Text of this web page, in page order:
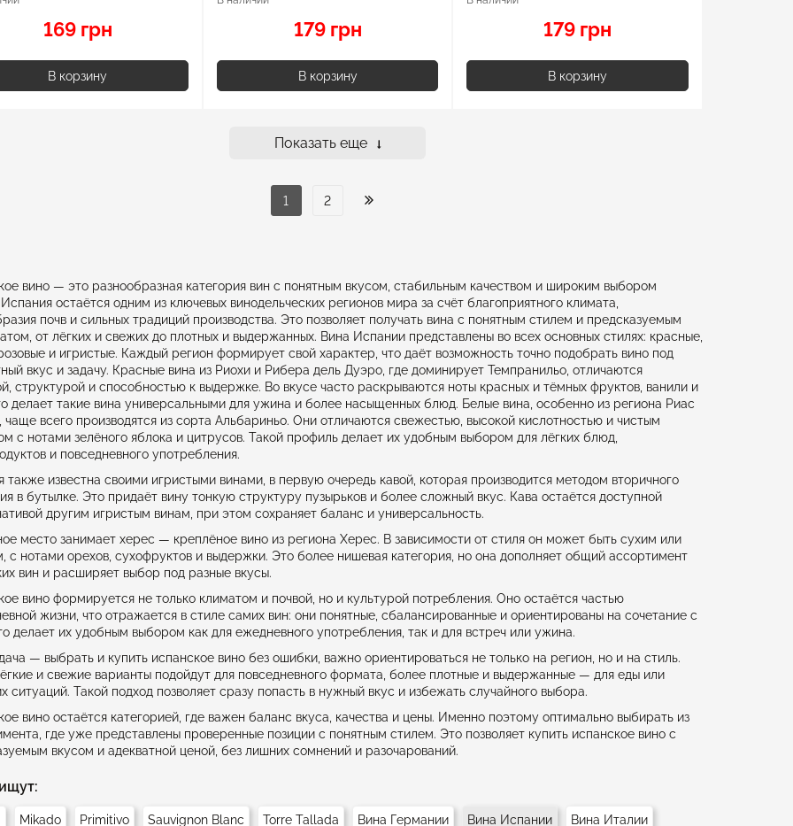
169 грн
В корзину
179 грн
В корзину
179 грн
В корзину
Показать еще
1 2
вино — это разнообразная категория вин с понятным вкусом, стабильным качеством и широким выбором
остаётся одним из ключевых винодельческих регионов мира за счёт благоприятного климата,
почв и сильных традиций производства. Это позволяет получать вина с понятным стилем и предсказуемым
от лёгких и свежих до плотных и выдержанных. Вина Испании представлены во всех основных стилях: красные,
и игристые. Каждый регион формирует свой характер, что даёт возможность точно подобрать вино под
вкус и задачу. Красные вина из Риохи и Рибера дель Дуэро, где доминирует Темпранильо, отличаются
структурой и способностью к выдержке. Во вкусе часто раскрываются ноты красных и тёмных фруктов, ванили и
делает такие вина универсальными для ужина и более насыщенных блюд. Белые вина, особенно из региона Риас
чаще всего производятся из сорта Альбариньо. Они отличаются свежестью, высокой кислотностью и чистым
с нотами зелёного яблока и цитрусов. Такой профиль делает их удобным выбором для лёгких блюд,
и повседневного употребления.
также известна своими игристыми винами, в первую очередь кавой, которая производится методом вторичного
в бутылке. Это придаёт вину тонкую структуру пузырьков и более сложный вкус. Кава остаётся доступной
другим игристым винам, при этом сохраняет баланс и универсальность.
место занимает херес — креплёное вино из региона Херес. В зависимости от стиля он может быть сухим или
с нотами орехов, сухофруктов и выдержки. Это более нишевая категория, но она дополняет общий ассортимент
вин и расширяет выбор под разные вкусы.
вино формируется не только климатом и почвой, но и культурой потребления. Оно остаётся частью
жизни, что отражается в стиле самих вин: они понятные, сбалансированные и ориентированы на сочетание с
делает их удобным выбором как для ежедневного употребления, так и для встреч или ужина.
— выбрать и купить испанское вино без ошибки, важно ориентироваться не только на регион, но и на стиль.
и свежие варианты подойдут для повседневного формата, более плотные и выдержанные — для еды или
ситуаций. Такой подход позволяет сразу попасть в нужный вкус и избежать случайного выбора.
вино остаётся категорией, где важен баланс вкуса, качества и цены. Именно поэтому оптимально выбирать из
где уже представлены проверенные позиции с понятным стилем. Это позволяет купить испанское вино с
вкусом и адекватной ценой, без лишних сомнений и разочарований.
Mikado Primitivo Sauvignon Blanc Torre Tallada Вина Германии Вина Испании Вина Италии